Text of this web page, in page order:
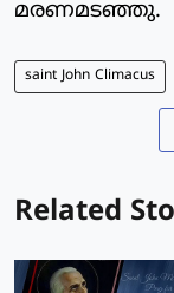
മരണമടഞ്ഞു.
saint John Climacus
Related